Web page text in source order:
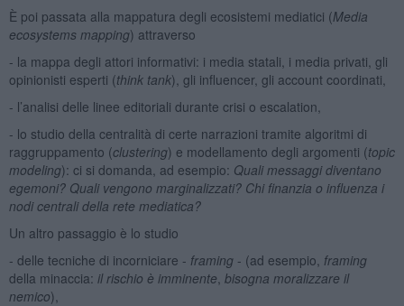
È poi passata alla mappatura degli ecosistemi mediatici (Media
ecosystems mapping) attraverso
- la mappa degli attori informativi: i media statali, i media privati, gli
opinionisti esperti (think tank), gli influencer, gli account coordinati,
- l’analisi delle linee editoriali durante crisi o escalation,
- lo studio della centralità di certe narrazioni tramite algoritmi di
raggruppamento (clustering) e modellamento degli argomenti (topic
modeling): ci si domanda, ad esempio: Quali messaggi diventano
egemoni? Quali vengono marginalizzati? Chi finanzia o influenza i
nodi centrali della rete mediatica?
Un altro passaggio è lo studio
- delle tecniche di incorniciare - framing- (ad esempio, framing
della minaccia: il rischio è imminente bisogna moralizzare il
nemico),